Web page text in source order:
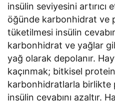
insülin seviyesini artırıcı
öğünde karbonhidrat ve
tüketilmesi insülin
karbonhidrat ve yağlar
yağ olarak depolanır.
kaçınmak; bitkisel
karbonhidratlarla birlikte
insülin cevabını azaltır.